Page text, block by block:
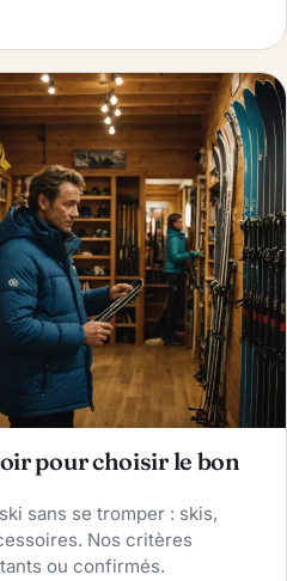
pour choisir le bon
sans se tromper : skis,
Nos critères
ou confirmés.